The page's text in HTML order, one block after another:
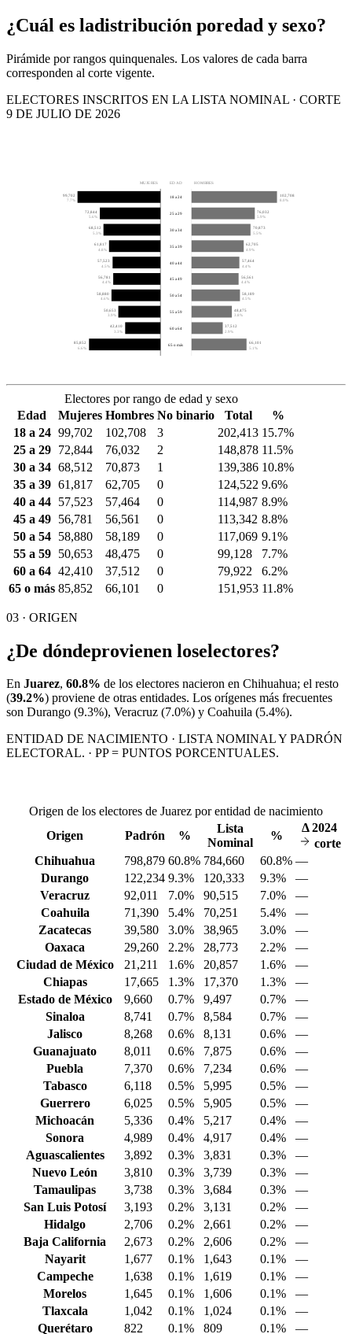
¿Cuál es ladistribución poredad y sexo?
Pirámide por rangos quinquenales. Los valores de cada barra
corresponden al corte vigente.
ELECTORES INSCRITOS EN LA LISTA NOMINAL · CORTE
9 DE JULIO DE 2026
MUJERES EDAD HOMBRES
99,702
7.7%
102,708
8.0%
18 a 24
72,844
5.6%
76,032
5.9%
25 a 29
68,512
5.3%
70,873
5.5%
30 a 34
61,817
4.8%
62,705
4.9%
35 a 39
57,523
4.5%
57,464
4.4%
40 a 44
56,781
4.4%
56,561
4.4%
45 a 49
58,880
4.6%
58,189
4.5%
50 a 54
50,653
3.9%
48,475
3.8%
55 a 59
42,410
3.3%
37,512
2.9%
60 a 64
85,852
6.6%
66,101
5.1%
65 o más
Electores por rango de edad y sexo
Edad
Mujeres Hombres No binario Total
%
18 a 24 99,702 102,708 3 202,413 15.7%
25 a 29
72,844 76,032 2 148,878 11.5%
30 a 34 68,512 70,873 1 139,386 10.8%
35 a 39 61,817 62,705 0 124,522 9.6%
40 a 44
57,523 57,464 0 114,987 8.9%
45 a 49
56,781 56,561 0 113,342 8.8%
50 a 54
58,880 58,189 0 117,069 9.1%
55 a 59
50,653 48,475 0 99,128
7.7%
60 a 64 42,410 37,512 0 79,922
6.2%
65 o más 85,852 66,101 0 151,953 11.8%
03 · ORIGEN
¿De dóndeprovienen loselectores?
En Juarez, 60.8% de los electores nacieron en Chihuahua; el resto
(39.2%) proviene de otras entidades. Los orígenes más frecuentes
son Durango (9.3%), Veracruz (7.0%) y Coahuila (5.4%).
ENTIDAD DE NACIMIENTO · LISTA NOMINAL Y PADRÓN
ELECTORAL. · PP = PUNTOS PORCENTUALES.
Origen de los electores de Juarez por entidad de nacimiento
Origen
Padrón %
Lista
Nominal
%
Δ2024
corte
Chihuahua
798,879 60.8% 784,660 60.8% —
Durango
122,234 9.3% 120,333 9.3%
—
Veracruz
92,011 7.0% 90,515 7.0%
—
Coahuila
71,390 5.4% 70,251 5.4%
—
Zacatecas
39,580 3.0% 38,965 3.0%
—
Oaxaca
29,260 2.2% 28,773 2.2%
—
Ciudad de México
21,211 1.6% 20,857 1.6%
—
Chiapas
17,665 1.3% 17,370 1.3%
—
Estado de México
9,660 0.7% 9,497 0.7%
—
Sinaloa
8,741 0.7% 8,584 0.7%
—
Jalisco
8,268 0.6% 8,131 0.6%
—
Guanajuato
8,011 0.6% 7,875 0.6%
—
Puebla
7,370 0.6% 7,234 0.6%
—
Tabasco
6,118 0.5% 5,995 0.5%
—
Guerrero
6,025 0.5% 5,905 0.5%
—
Michoacán
5,336 0.4% 5,217 0.4%
—
Sonora
4,989 0.4% 4,917 0.4%
—
Aguascalientes
3,892 0.3% 3,831 0.3%
—
Nuevo León
3,810 0.3% 3,739 0.3%
—
Tamaulipas
3,738 0.3% 3,684 0.3%
—
San Luis Potosí
3,193 0.2% 3,131 0.2%
—
Hidalgo
2,706 0.2% 2,661 0.2%
—
Baja California
2,673 0.2% 2,606 0.2%
—
Nayarit
1,677 0.1% 1,643 0.1%
—
Campeche
1,638 0.1% 1,619 0.1%
—
Morelos
1,645 0.1% 1,606 0.1%
—
Tlaxcala
1,042 0.1% 1,024 0.1%
—
Querétaro
822 0.1% 809 0.1% —